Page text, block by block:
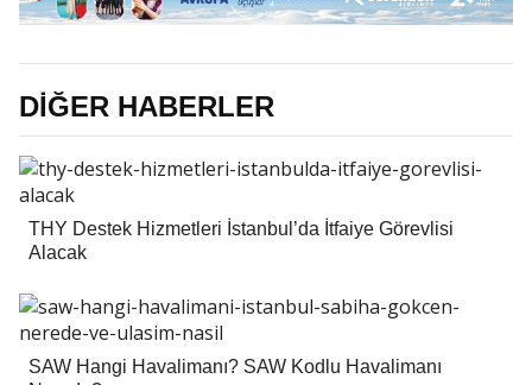
DİĞER HABERLER
THY Destek Hizmetleri İstanbul’da İtfaiye Görevlisi
Alacak
SAW Hangi Havalimanı? SAW Kodlu Havalimanı